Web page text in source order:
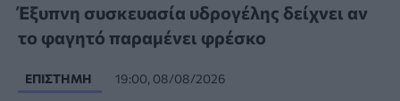
Έξυπνη συσκευασία υδρογέλης δείχνει αν
το φαγητό παραμένει φρέσκο
ΕΠΙΣΤΉΜΗ 19:00, 08/08/2026